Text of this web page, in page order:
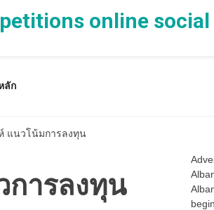
online
ลัก
แนวโน้มการลงทุน
การลงทุน